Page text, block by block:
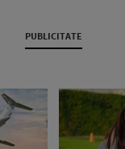
PUBLICITATE